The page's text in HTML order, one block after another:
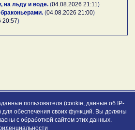
на льду и воде. (04.08.2026 21:11)
(04.08.2026 21:00)
20:57)
пользователя (cookie, данные об IP-
обеспечения своих функций. Вы должны
с обработкой сайтом этих данных.